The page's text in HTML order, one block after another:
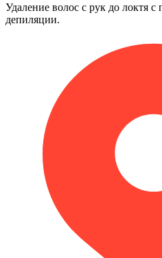
Удаление волос с рук до локтя
депиляции.